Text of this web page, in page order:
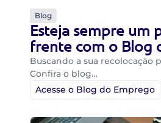
Blog
Esteja sempre um
frente com o Blog
Buscando a sua recolocação
Confira o blog…
Acesse o Blog do Emprego